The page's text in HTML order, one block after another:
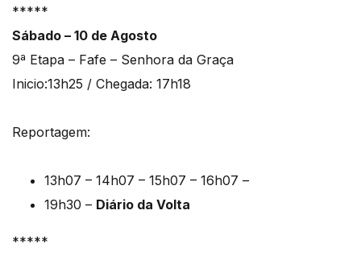
*****
Sábado – 10 de Agosto
9ª Etapa – Fafe – Senhora da Graça
Inicio:13h25 / Chegada: 17h18
Reportagem:
13h07 – 14h07 – 15h07 – 16h07 –
19h30 – Diário da Volta
*****